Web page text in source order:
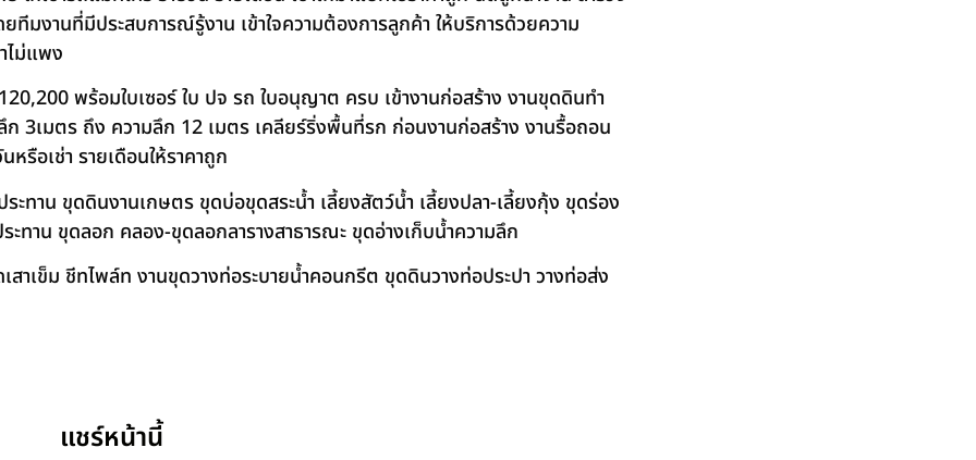
ทีมงานที่มีประสบการณ์รู้งาน เข้าใจความต้องการลูกค้า ให้บริการด้วยความ
ไม่แพง
พร้อมใบเซอร์ ใบ ปจ รถ ใบอนุญาต ครบ เข้างานก่อสร้าง งานขุดดินทำ
ก 3เมตร ถึง ความลึก 12 เมตร เคลียร์ริ่งพื้นที่รก ก่อนงานก่อสร้าง งานรื้อถอน
รือเช่า รายเดือนให้ราคาถูก
ะทาน ขุดดินงานเกษตร ขุดบ่อขุดสระน้ำ เลี้ยงสัตว์น้ำ เลี้ยงปลา-เลี้ยงกุ้ง ขุดร่อง
ทาน ขุดลอก คลอง-ขุดลอกลารางสาธารณะ ขุดอ่างเก็บน้ำความลึก
าเข็ม ชีทไพล์ท งานขุดวางท่อระบายน้ำคอนกรีต ขุดดินวางท่อประปา วางท่อส่ง
แชร์หน้านี้